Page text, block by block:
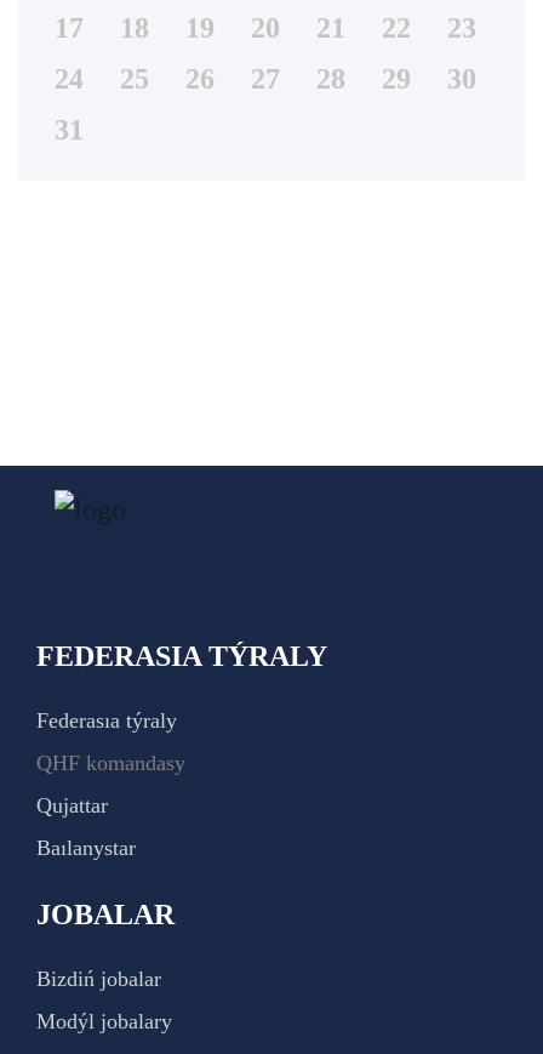
17
18 19 20 21 22
23
24
25 26 27 28 29
30
31
FEDERASIA TÝRALY
Federasıa týraly
QHF komandasy
Qujattar
Baılanystar
JOBALAR
Bizdiń jobalar
Modýl jobalary